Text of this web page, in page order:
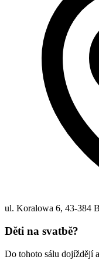
ul. Koralowa 6, 43-384
Děti na svatbě?
Do tohoto sálu dojíždějí